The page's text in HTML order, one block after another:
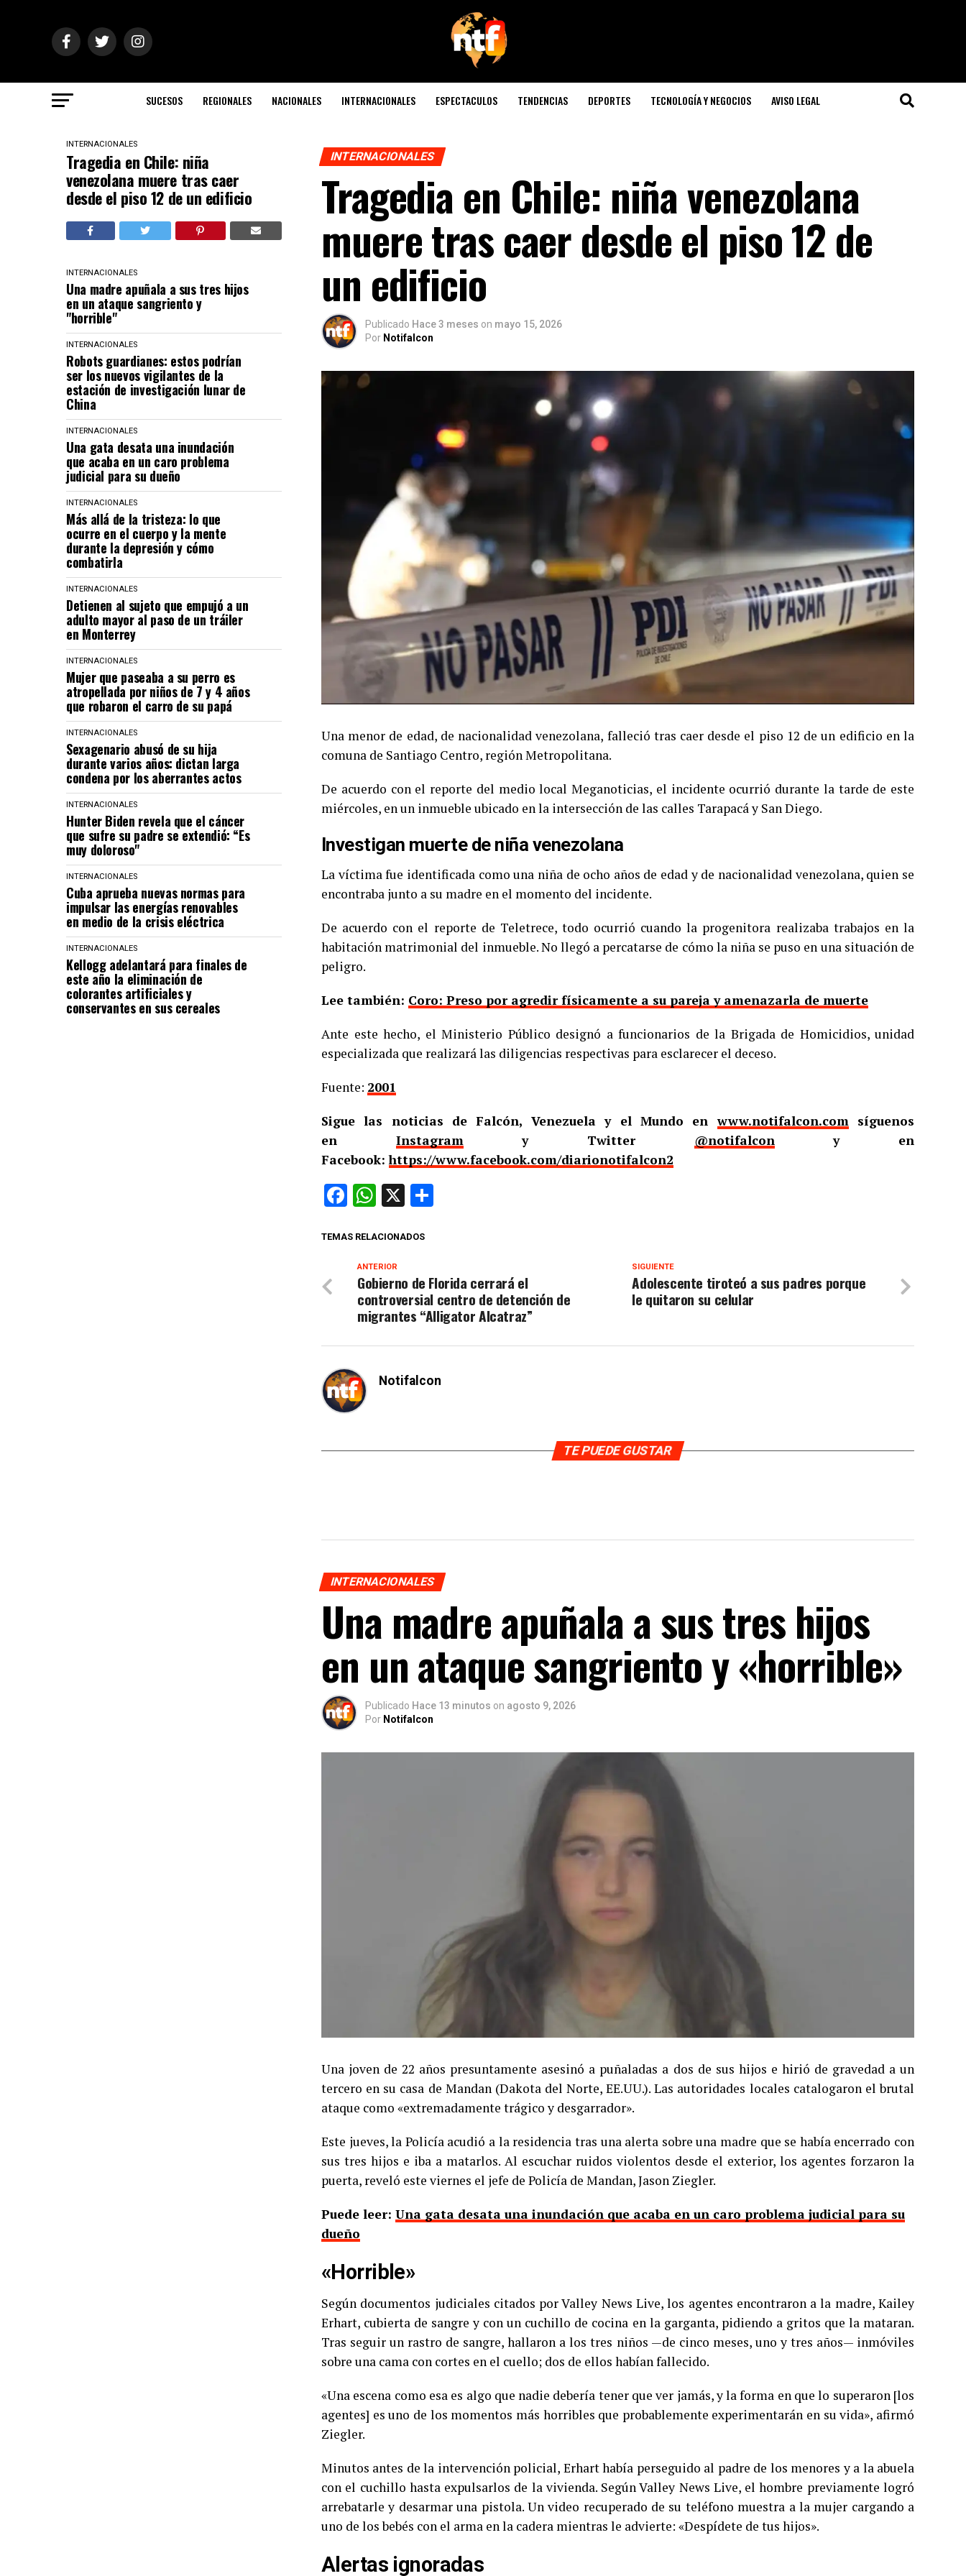
SUCESOS REGIONALES NACIONALES INTERNACIONALES ESPECTACULOS TENDENCIAS DEPORTES TECNOLOGÍA Y NEGOCIOS AVISO LEGAL
INTERNACIONALES
Tragedia en Chile: niña
venezolana muere tras caer
desde el piso 12 de un edificio
INTERNACIONALES
Una madre apuñala a sus tres hijos
en un ataque sangriento y
"horrible"
INTERNACIONALES
Robots guardianes: estos podrían
ser los nuevos vigilantes de la
estación de investigación lunar de
China
INTERNACIONALES
Una gata desata una inundación
que acaba en un caro problema
judicial para su dueño
INTERNACIONALES
Más allá de la tristeza: lo que
ocurre en el cuerpo y la mente
durante la depresión y cómo
combatirla
INTERNACIONALES
Detienen al sujeto que empujó a un
adulto mayor al paso de un tráiler
en Monterrey
INTERNACIONALES
Mujer que paseaba a su perro es
atropellada por niños de 7 y 4 años
que robaron el carro de su papá
INTERNACIONALES
Sexagenario abusó de su hija
durante varios años: dictan larga
condena por los aberrantes actos
INTERNACIONALES
Hunter Biden revela que el cáncer
que sufre su padre se extendió: “Es
muy doloroso"
INTERNACIONALES
Cuba aprueba nuevas normas para
impulsar las energías renovables
en medio de la crisis eléctrica
INTERNACIONALES
Kellogg adelantará para finales de
este año la eliminación de
colorantes artificiales y
conservantes en sus cereales
INTERNACIONALES
Tragedia en Chile: niña venezolana
muere tras caer desde el piso 12 de
un edificio
Publicado Hace 3 meses on mayo 15, 2026
Por Notifalcon
Una menor de edad, de nacionalidad venezolana, falleció tras caer desde el piso 12 de un edificio en la
comuna de Santiago Centro, región Metropolitana.
De acuerdo con el reporte del medio local Meganoticias, el incidente ocurrió durante la tarde de este
miércoles, en un inmueble ubicado en la intersección de las calles Tarapacá y San Diego.
Investigan muerte de niña venezolana
La víctima fue identificada como una niña de ocho años de edad y de nacionalidad venezolana, quien se
encontraba junto a su madre en el momento del incidente.
De acuerdo con el reporte de Teletrece, todo ocurrió cuando la progenitora realizaba trabajos en la
habitación matrimonial del inmueble. No llegó a percatarse de cómo la niña se puso en una situación de
peligro.
Lee también: Coro: Preso por agredir físicamente a su pareja y amenazarla de muerte
Ante este hecho, el Ministerio Público designó a funcionarios de la Brigada de Homicidios, unidad
especializada que realizará las diligencias respectivas para esclarecer el deceso.
Fuente: 2001
Sigue las noticias de Falcón, Venezuela y el Mundo enwww.notifalcon.comsíguenos
en Instagramy Twitter @notifalcony en
Facebook:https://www.facebook.com/diarionotifalcon2
Facebook
WhatsApp
X
TEMAS RELACIONADOS
SIGUIENTE
Adolescente tiroteó a sus padres porque
le quitaron su celular
ANTERIOR
Gobierno de Florida cerrará el
controversial centro de detención de
migrantes “Alligator Alcatraz”
Notifalcon
TE PUEDE GUSTAR
INTERNACIONALES
Una madre apuñala a sus tres hijos
en un ataque sangriento y «horrible»
Publicado Hace 13 minutos on agosto 9, 2026
Por Notifalcon
Una joven de 22 años presuntamente asesinó a puñaladas a dos de sus hijos e hirió de gravedad a un
tercero en su casa de Mandan (Dakota del Norte, EE.UU.). Las autoridades locales catalogaron el brutal
ataque como «extremadamente trágico y desgarrador».
Este jueves, la Policía acudió a la residencia tras una alerta sobre una madre que se había encerrado con
sus tres hijos e iba a matarlos. Al escuchar ruidos violentos desde el exterior, los agentes forzaron la
puerta, reveló este viernes el jefe de Policía de Mandan, Jason Ziegler.
Puede leer: Una gata desata una inundación que acaba en un caro problema judicial para su
dueño
«Horrible»
Según documentos judiciales citados por Valley News Live, los agentes encontraron a la madre, Kailey
Erhart, cubierta de sangre y con un cuchillo de cocina en la garganta, pidiendo a gritos que la mataran.
Tras seguir un rastro de sangre, hallaron a los tres niños —de cinco meses, uno y tres años— inmóviles
sobre una cama con cortes en el cuello; dos de ellos habían fallecido.
«Una escena como esa es algo que nadie debería tener que ver jamás, y la forma en que lo superaron [los
agentes] es uno de los momentos más horribles que probablemente experimentarán en su vida», afirmó
Ziegler.
Minutos antes de la intervención policial, Erhart había perseguido al padre de los menores y a la abuela
con el cuchillo hasta expulsarlos de la vivienda. Según Valley News Live, el hombre previamente logró
arrebatarle y desarmar una pistola. Un video recuperado de su teléfono muestra a la mujer cargando a
uno de los bebés con el arma en la cadera mientras le advierte: «Despídete de tus hijos».
Alertas ignoradas